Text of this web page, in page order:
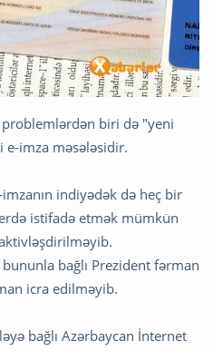
biri də "yeni
e-imza məsələsidir.
indiyədək də heç bir
istifadə etmək mümkün
bağlı Prezident fərman
icra edilməyib.
bağlı Azərbaycan İnternet